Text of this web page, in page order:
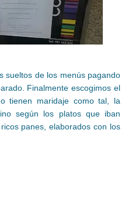
sueltos de los menús pagando
Finalmente escogimos el
tienen maridaje como tal, la
según los platos que iban
panes, elaborados con los